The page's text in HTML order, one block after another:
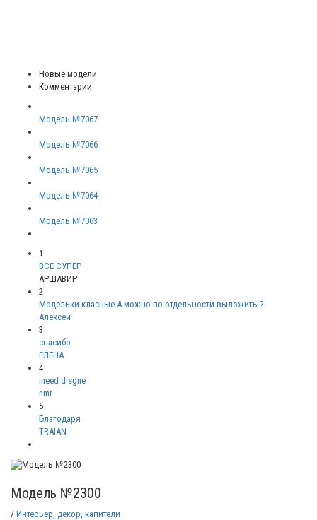
Новые модели
Комментарии
Модель №7067
Модель №7066
Модель №7065
Модель №7064
Модель №7063
1
ВСЕ СУПЕР
АРШАВИР
2
Модельки класные.А можно по отдельности выложить ?
Алексей
3
спасибо
ЕЛЕНА
4
ineed disgne
nmr
5
Благодаря
TRAIAN
Модель №2300
/ Интерьер, декор, капители